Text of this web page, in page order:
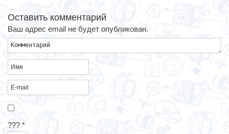
Оставить комментарий
Ваш адрес email не будет опубликован.
??? *